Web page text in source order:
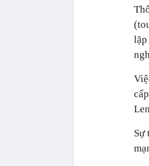
lặp
Sự